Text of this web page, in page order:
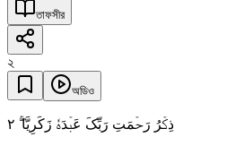
তাফসীর
২
অডিও
ذِکۡرُ رَحۡمَتِ رَبِّکَ عَبۡدَہٗ زَکَرِیَّا ۖۚ ٢